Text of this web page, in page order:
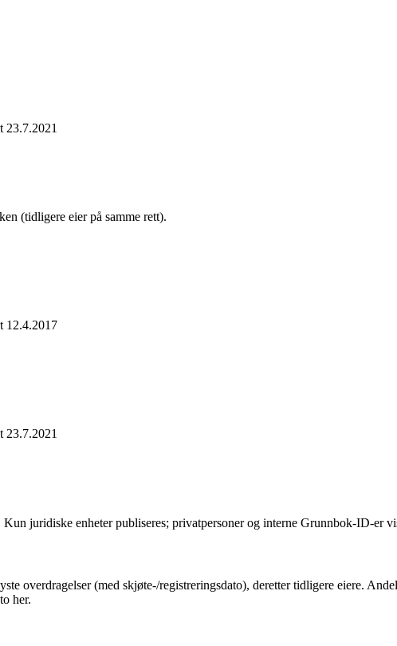
23.7.2021
(tidligere eier på samme rett).
12.4.2017
23.7.2021
Kun juridiske enheter publiseres; privatpersoner og interne Grunnbok-ID-er
overdragelser (med skjøte-/registreringsdato), deretter tidligere eiere.
her.